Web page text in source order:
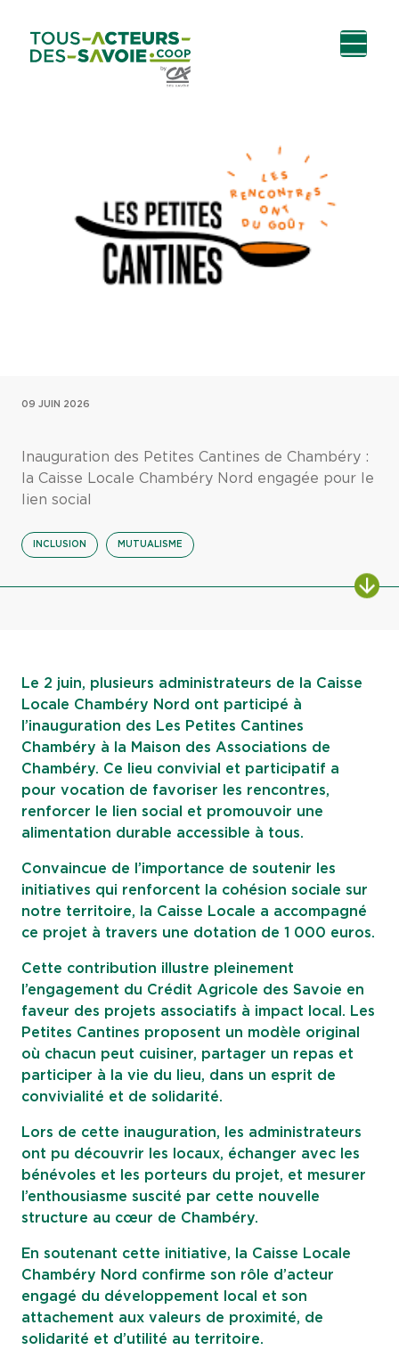
contenu
principal
09 JUIN 2026
Inauguration des Petites Cantines de Chambéry :
la Caisse Locale Chambéry Nord engagée pour le
lien social
INCLUSION MUTUALISME
Le 2 juin, plusieurs administrateurs de la Caisse
Locale Chambéry Nord ont participé à
l’inauguration des Les Petites Cantines
Chambéry à la Maison des Associations de
Chambéry. Ce lieu convivial et participatif a
pour vocation de favoriser les rencontres,
renforcer le lien social et promouvoir une
alimentation durable accessible à tous.
Convaincue de l’importance de soutenir les
initiatives qui renforcent la cohésion sociale sur
notre territoire, la Caisse Locale a accompagné
ce projet à travers une dotation de 1 000 euros.
Cette contribution illustre pleinement
l’engagement du Crédit Agricole des Savoie en
faveur des projets associatifs à impact local. Les
Petites Cantines proposent un modèle original
où chacun peut cuisiner, partager un repas et
participer à la vie du lieu, dans un esprit de
convivialité et de solidarité.
Lors de cette inauguration, les administrateurs
ont pu découvrir les locaux, échanger avec les
bénévoles et les porteurs du projet, et mesurer
l’enthousiasme suscité par cette nouvelle
structure au cœur de Chambéry.
En soutenant cette initiative, la Caisse Locale
Chambéry Nord confirme son rôle d’acteur
engagé du développement local et son
attachement aux valeurs de proximité, de
solidarité et d’utilité au territoire.